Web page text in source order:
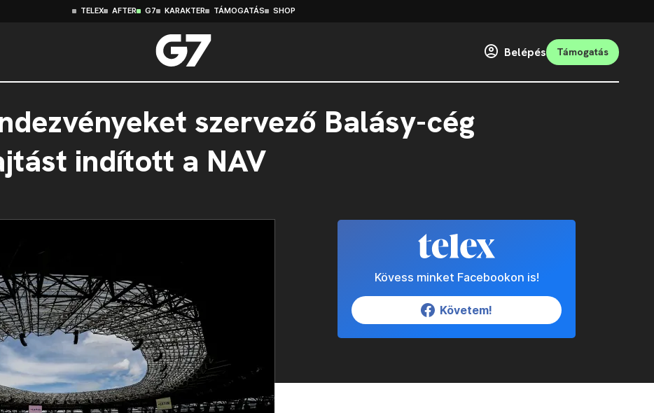
TELEX AFTER G7 KARAKTER TÁMOGATÁS SHOP
Belépés Támogatás
szervező Balásy-cég
indított a NAV
Kövess minket Facebookon is!
Követem!